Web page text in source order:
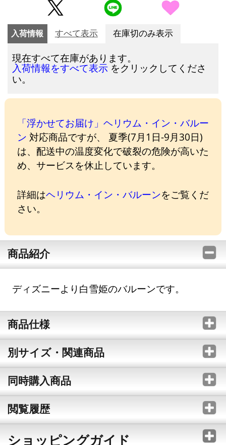
入荷情報 すべて表示 在庫切のみ表示
現在すべて在庫があります。
入荷情報をすべて表示 をクリックしてくださ
い。
「浮かせてお届け」ヘリウム・イン・バルー
ン 対応商品ですが、 夏季(7月1日-9月30日)
は、配送中の温度変化で破裂の危険が高いた
め、サービスを休止しています。
詳細はヘリウム・イン・バルーンをご覧くだ
さい。
商品紹介
ディズニーより白雪姫のバルーンです。
商品仕様
別サイズ・関連商品
同時購入商品
閲覧履歴
ショッピングガイド